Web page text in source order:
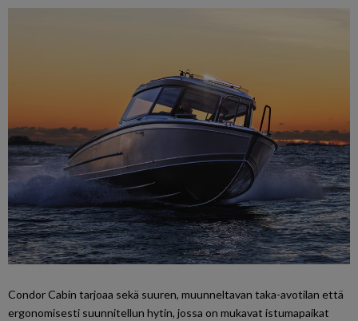
Condor Cabin tarjoaa sekä suuren, muunneltavan taka-avotilan että
ergonomisesti suunnitellun hytin, jossa on mukavat istumapaikat